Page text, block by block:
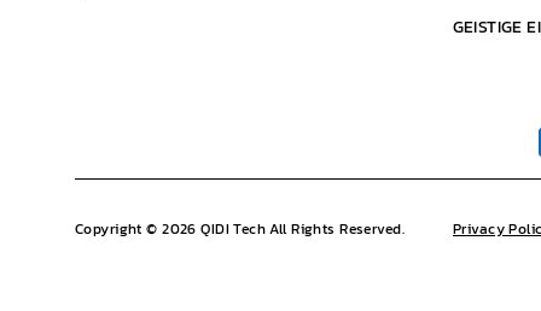
GEISTIGE
Copyright © 2026 QIDI Tech All Rights Reserved. Privacy